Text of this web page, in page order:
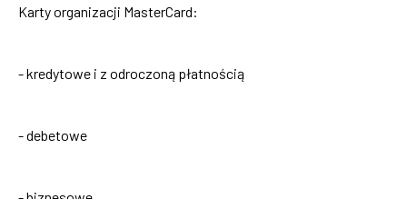
Karty organizacji MasterCard:
- kredytowe i z odroczoną płatnością
- debetowe